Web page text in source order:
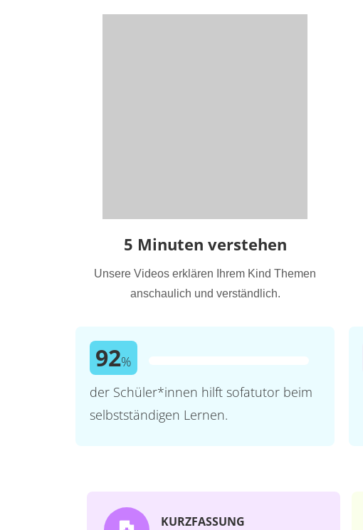
5 Minuten verstehen
Unsere Videos erklären Ihrem Kind Themen
anschaulich und verständlich.
92%
der Schüler*innen hilft sofatutor beim
selbstständigen Lernen.
KURZFASSUNG